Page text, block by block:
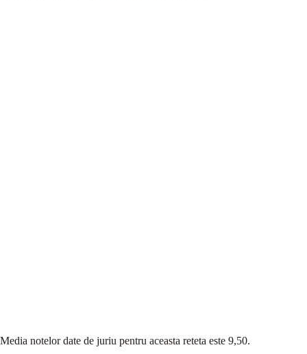
Media notelor date de juriu pentru aceasta reteta este 9,50.